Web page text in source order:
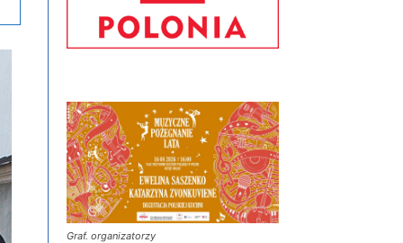
Graf. organizatorzy